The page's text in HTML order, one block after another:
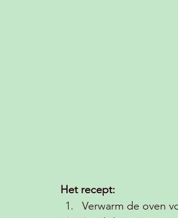
Het recept:
Verwarm de oven